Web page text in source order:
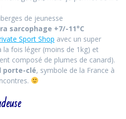
de jeunesse
sarcophage +7/-11°C
Sport Shop avec un super
la fois léger (moins de 1kg) et
composé de plumes de canard).
porte-clé, symbole de la France à